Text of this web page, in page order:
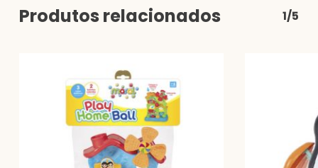
Produtos relacionados 1/5